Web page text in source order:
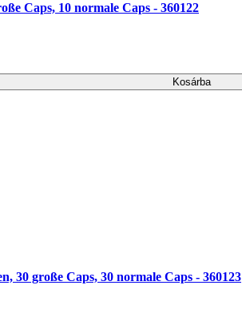
Caps, 10 normale Caps - 360122
Kosárba
30 große Caps, 30 normale Caps - 360123